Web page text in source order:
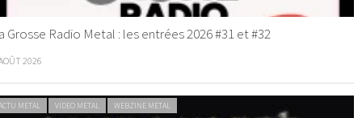
Grosse Radio Metal : les entrées 2026 #31 et #32
2026
METAL VIDEO METAL WEBZINE METAL